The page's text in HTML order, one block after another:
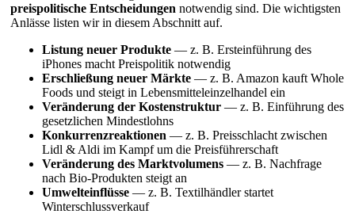
preispolitische Entscheidungen notwendig sind. Die wichtigsten
Anlässe listen wir in diesem Abschnitt auf.
Listung neuer Produkte — z. B. Ersteinführung des
iPhones macht Preispolitik notwendig
Erschließung neuer Märkte — z. B. Amazon kauft Whole
Foods und steigt in Lebensmitteleinzelhandel ein
Veränderung der Kostenstruktur — z. B. Einführung des
gesetzlichen Mindestlohns
Konkurrenzreaktionen — z. B. Preisschlacht zwischen
Lidl & Aldi im Kampf um die Preisführerschaft
Veränderung des Marktvolumens — z. B. Nachfrage
nach Bio-Produkten steigt an
Umwelteinflüsse — z. B. Textilhändler startet
Winterschlussverkauf